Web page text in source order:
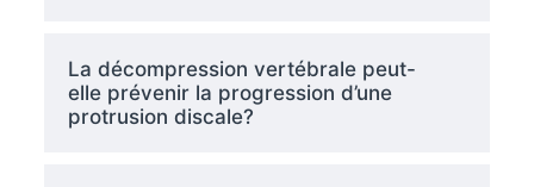
La décompression vertébrale peut-
elle prévenir la progression d’une
protrusion discale?